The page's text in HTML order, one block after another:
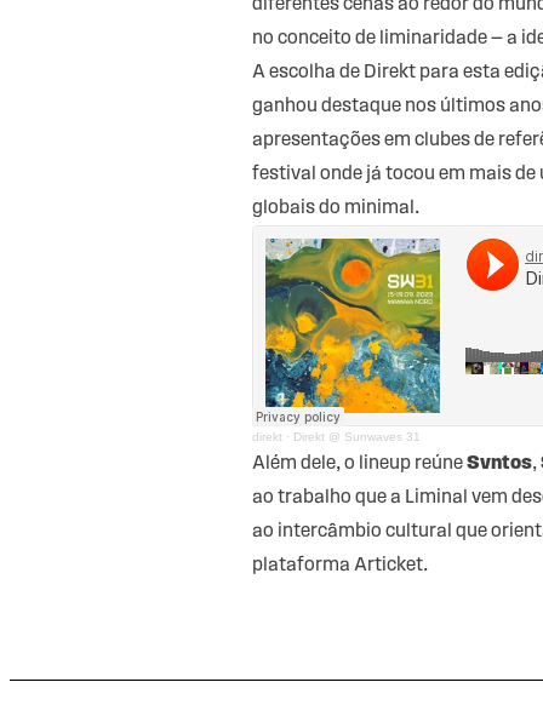
diferentes cenas ao redor do
no conceito de liminaridade — a
A escolha de Direkt para esta
ganhou destaque nos últimos
apresentações em clubes de
festival onde já tocou em mais
globais do minimal.
direkt · Direkt @ Sunwaves 31
Além dele, o lineup reúneSvntos,
ao trabalho que a Liminal vem
ao intercâmbio cultural que
plataforma Articket.